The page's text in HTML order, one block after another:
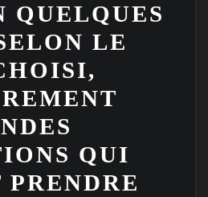
QUELQUES
LE
QUI